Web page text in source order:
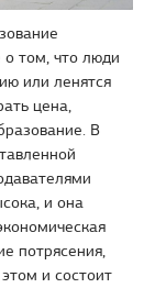
о том, что люди
или ленятся
цена,
В
и она
потрясения,
и состоит